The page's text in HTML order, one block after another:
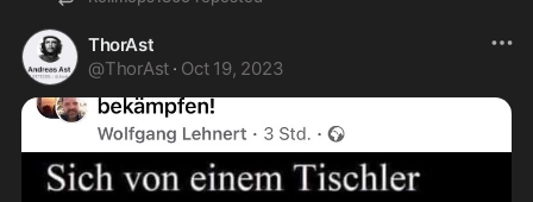
ThorAst
@ThorAst · Oct 19, 2023